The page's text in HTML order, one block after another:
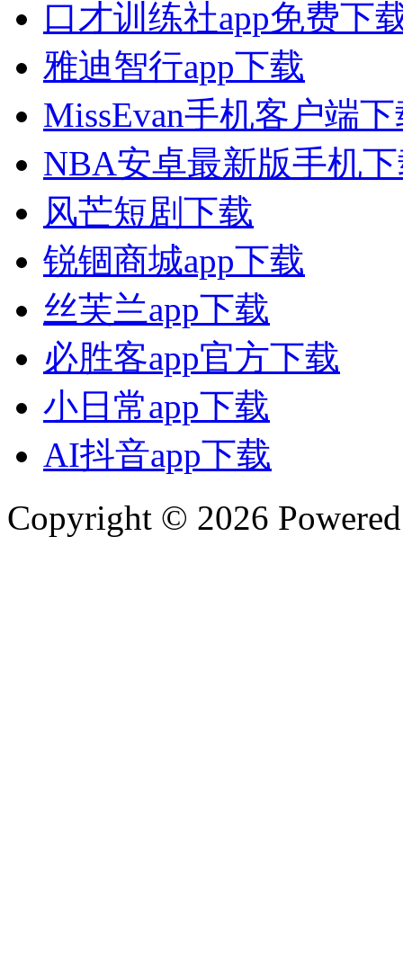
口才训练社app免费下
雅迪智行app下载
MissEvan手机客户端
NBA安卓最新版手机
风芒短剧下载
锐锢商城app下载
丝芙兰app下载
必胜客app官方下载
小日常app下载
AI抖音app下载
Copyright © 2026